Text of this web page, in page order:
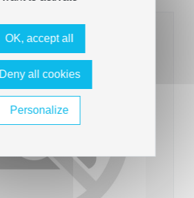
OK, accept all
Deny all cookies
Personalize